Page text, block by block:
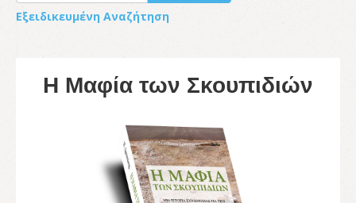
Εξειδικευμένη Αναζήτηση
Η Μαφία των Σκουπιδιών